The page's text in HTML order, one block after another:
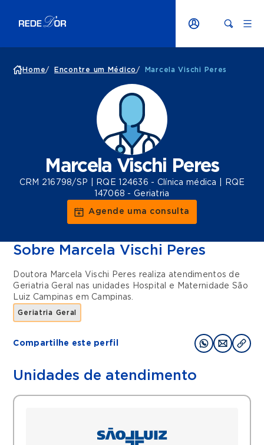
Home/ Encontre um Médico / Marcela Vischi Peres
Marcela Vischi Peres
CRM 216798/SP | RQE 124636 - Clínica médica | RQE
147068 - Geriatria
Agende uma consulta
Sobre Marcela Vischi Peres
Doutora Marcela Vischi Peres realiza atendimentos de
Geriatria Geral
nas unidades
Hospital e Maternidade São
Luiz Campinas em Campinas.
Geriatria Geral
Compartilhe este perfil
Unidades de atendimento